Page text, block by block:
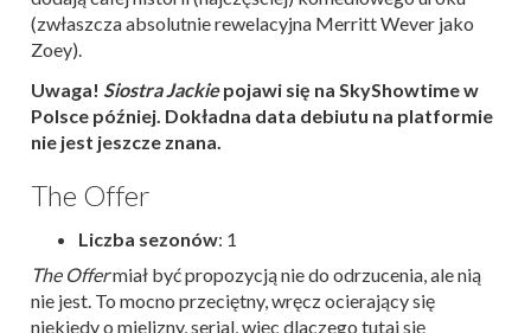
(zwłaszcza absolutnie rewelacyjna Merritt Wever jako
Zoey).
Uwaga! Siostra Jackiepojawi się na SkyShowtime w
Polsce później. Dokładna data debiutu na platformie
nie jest jeszcze znana.
The Offer
Liczba sezonów: 1
The Offermiał być propozycją nie do odrzucenia, ale nią
nie jest. To mocno przeciętny, wręcz ocierający się
niekiedy o mielizny, serial, więc dlaczego tutaj się